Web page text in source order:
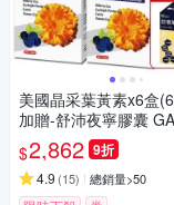
美國晶采葉黃素x6盒
加贈-舒沛夜寧膠囊
仁 幫助入睡
$2,862 9折
4.9 (15) 總銷量>50